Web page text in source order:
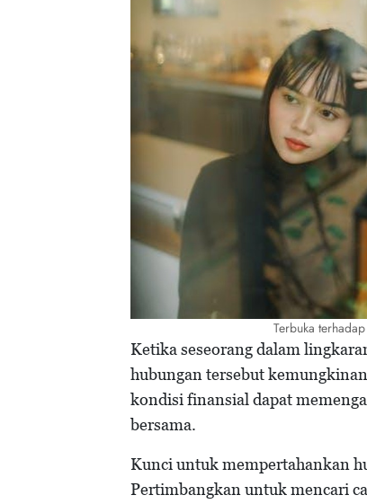
Terbuka
Ketika seseorang dalam
hubungan tersebut
kondisi finansial dapat
bersama.
Kunci untuk mempertahankan
Pertimbangkan untuk mencari